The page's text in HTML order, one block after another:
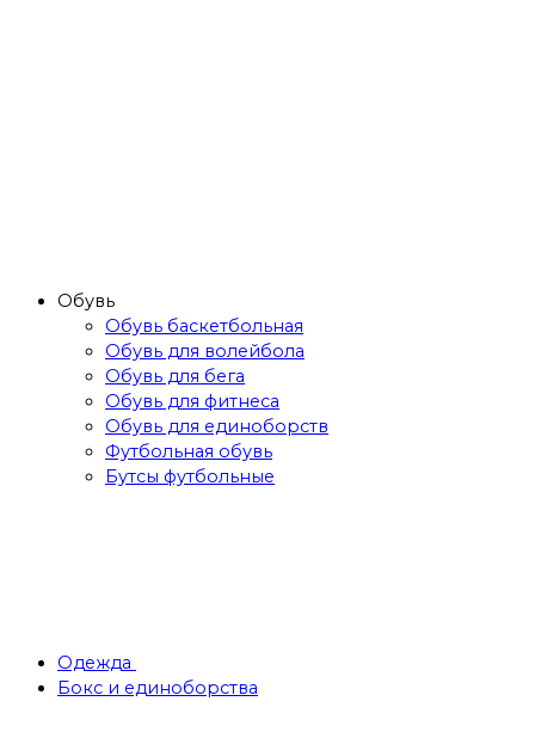
Обувь
Обувь баскетбольная
Обувь для волейбола
Обувь для бега
Обувь для фитнеса
Обувь для единоборств
Футбольная обувь
Бутсы футбольные
Одежда
Бокс и единоборства